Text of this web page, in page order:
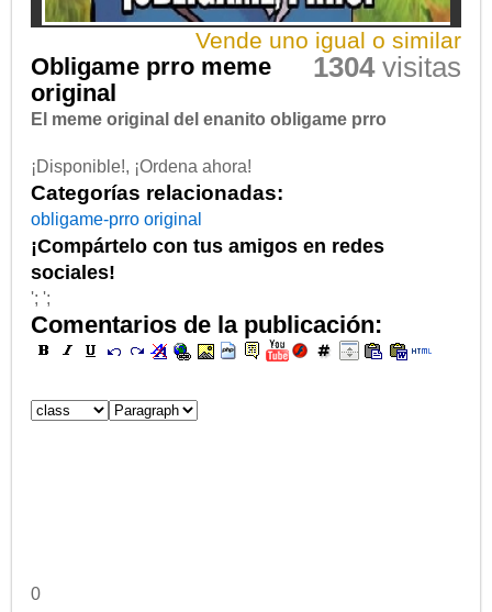
Vende uno igual o similar
1304visitas
Obligame prro meme
original
El meme original del enanito obligame prro
¡Disponible!, ¡Ordena ahora!
Categorías relacionadas:
obligame-prrooriginal
¡Compártelo con tus amigos en redes
sociales!
'; ';
Comentarios de la publicación:
0